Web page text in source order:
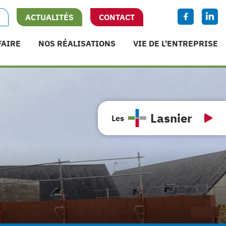
NOS RÉALISATIONS VIE DE L'ENTREPRISE
ACTUALITÉS CONTACT Facebook :
Les Lasnier
On s'occupe de tout
Travaux d’urgence
On vous accompagne